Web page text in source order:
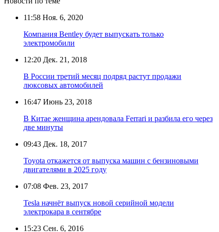
11:58 Ноя. 6, 2020
Компания Bentley будет выпускать только
электромобили
12:20 Дек. 21, 2018
В России третий месяц подряд растут продажи
люксовых автомобилей
16:47 Июнь 23, 2018
В Китае женщина арендовала Ferrari и разбила его через
две минуты
09:43 Дек. 18, 2017
Toyota откажется от выпуска машин с бензиновыми
двигателями в 2025 году
07:08 Фев. 23, 2017
Tesla начнёт выпуск новой серийной модели
электрокара в сентябре
15:23 Сен. 6, 2016